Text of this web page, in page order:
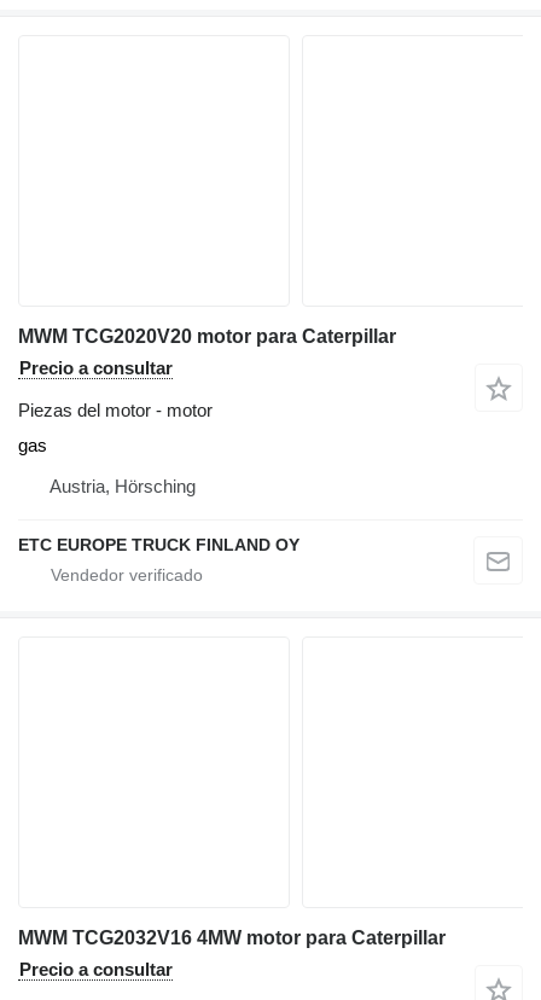
MWM TCG2020V20 motor para Caterpillar
Precio a consultar
Piezas del motor - motor
gas
Austria, Hörsching
ETC EUROPE TRUCK FINLAND OY
MWM TCG2032V16 4MW motor para Caterpillar
Precio a consultar